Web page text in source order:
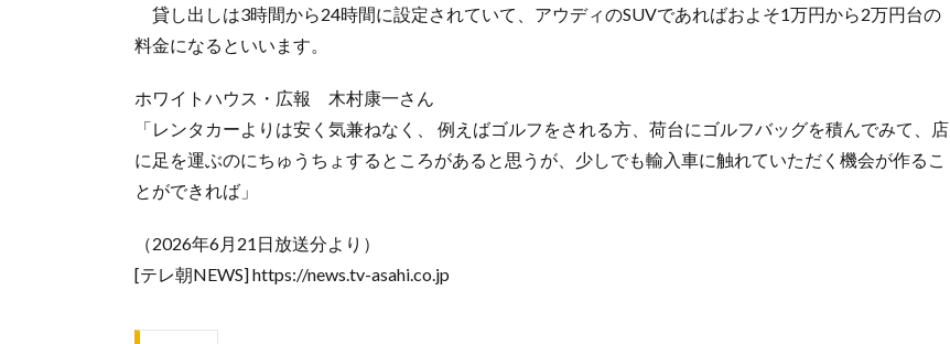
貸し出しは3時間から24時間に設定されていて、アウディのSUVであればおよそ1万円から2万円台の
料金になるといいます。
ホワイトハウス・広報 木村康一さん
「レンタカーよりは安く気兼ねなく、 例えばゴルフをされる方、荷台にゴルフバッグを積んでみて、店
に足を運ぶのにちゅうちょするところがあると思うが、少しでも輸入車に触れていただく機会が作るこ
とができれば」
（2026年6月21日放送分より）
[テレ朝NEWS] https://news.tv-asahi.co.jp